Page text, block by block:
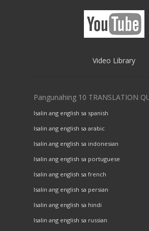
Video Library
Pangunahing 10 TRANSLATION
Isalin ang english sa spanish
Isalin ang english sa arabic
Isalin ang english sa indonesian
Isalin ang english sa portuguese
Isalin ang english sa french
Isalin ang english sa persian
Isalin ang english sa hindi
Isalin ang english sa russian